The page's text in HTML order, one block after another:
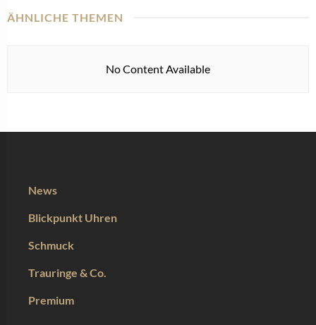
ÄHNLICHE THEMEN
No Content Available
News
Blickpunkt Uhren
Schmuck
Trauringe & Co.
Premium